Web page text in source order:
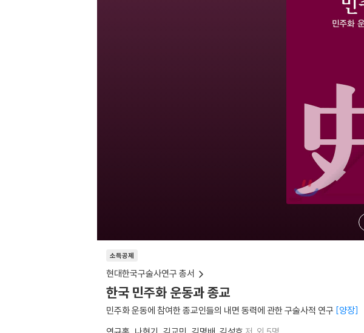
소득공제
현대한국구술사연구 총서
한국 민주화 운동과 종교
민주화 운동에 참여한 종교인들의 내면 동력에 관한 구술사적 연구 양장